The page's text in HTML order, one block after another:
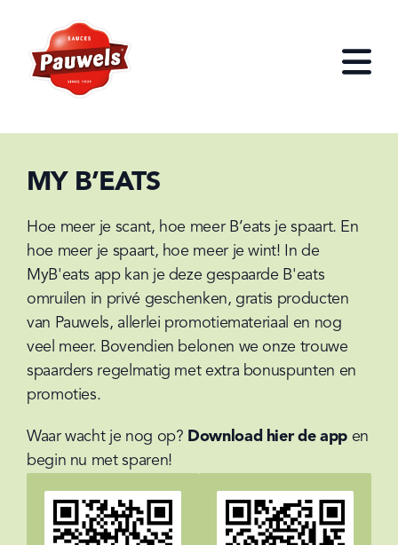
MY B’EATS
Hoe meer je scant, hoe meer B’eats je spaart. En
hoe meer je spaart, hoe meer je wint! In de
MyB'eats app kan je deze gespaarde B'eats
omruilen in privé geschenken, gratis producten
van Pauwels, allerlei promotiemateriaal en nog
veel meer. Bovendien belonen we onze trouwe
spaarders regelmatig met extra bonuspunten en
promoties.
Waar wacht je nog op? Download hier de app en
begin nu met sparen!